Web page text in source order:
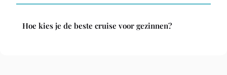
Hoe kies je de beste cruise voor gezinnen?